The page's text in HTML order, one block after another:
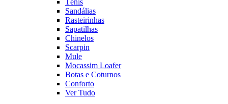
Sandálias
Rasteirinhas
Sapatilhas
Chinelos
Scarpin
Mule
Mocassim Loafer
Botas e Coturnos
Conforto
Ver Tudo